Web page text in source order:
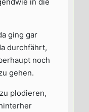
ging gar
durchfährt,
noch
gehen.
plodieren,